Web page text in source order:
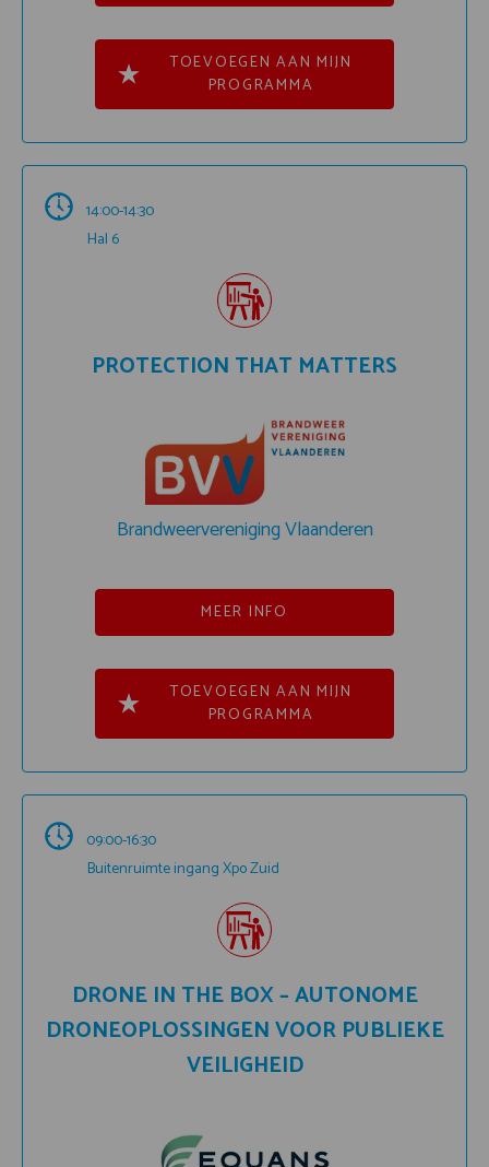
TOEVOEGEN AAN MIJN
PROGRAMMA
14:00-14:30
Hal 6
PROTECTION THAT MATTERS
Brandweervereniging Vlaanderen
MEER INFO
TOEVOEGEN AAN MIJN
PROGRAMMA
09:00-16:30
Buitenruimte ingang Xpo Zuid
DRONE IN THE BOX – AUTONOME
DRONEOPLOSSINGEN VOOR PUBLIEKE
VEILIGHEID